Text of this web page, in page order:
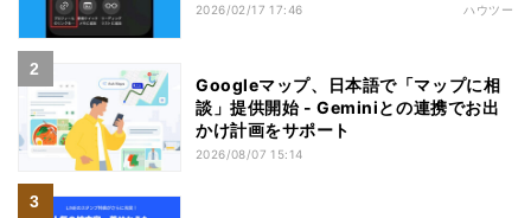
2026/02/17 17:46 ハウツー
Googleマップ、日本語で「マップに相
談」提供開始 - Geminiとの連携でお出
かけ計画をサポート
2026/08/07 15:14